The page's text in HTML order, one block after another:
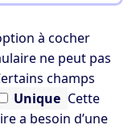
à cocher
ne peut pas
champs
Unique Cette
a besoin d’une